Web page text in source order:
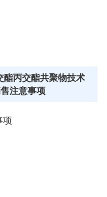
丙交酯共聚物技术
注意事项
项